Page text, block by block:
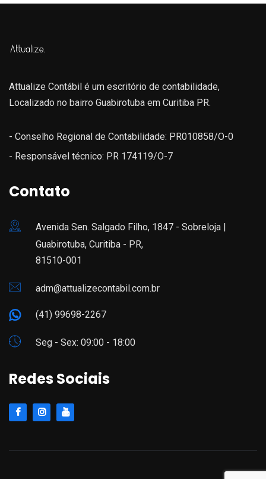
Attualize Contábil é um escritório de contabilidade,
Localizado no bairro Guabirotuba em Curitiba PR.
- Conselho Regional de Contabilidade: PR010858/O-0
- Responsável técnico: PR 174119/O-7
Contato
Avenida Sen. Salgado Filho, 1847 - Sobreloja |
Guabirotuba, Curitiba - PR,
81510-001
adm@attualizecontabil.com.br
(41) 99698-2267
Seg - Sex: 09:00 - 18:00
Redes Sociais